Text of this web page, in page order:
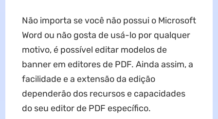
Não importa se você não possui o Microsoft
Word ou não gosta de usá-lo por qualquer
motivo, é possível editar modelos de
banner em editores de PDF. Ainda assim, a
facilidade e a extensão da edição
dependerão dos recursos e capacidades
do seu editor de PDF específico.